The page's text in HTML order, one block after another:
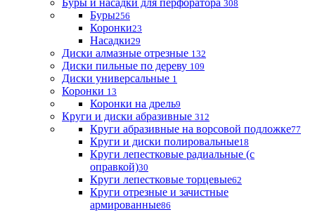
Буры и насадки для перфоратора 308
Буры256
Коронки23
Насадки29
Диски алмазные отрезные 132
Диски пильные по дереву 109
Диски универсальные 1
Коронки 13
Коронки на дрель9
Круги и диски абразивные 312
Круги абразивные на ворсовой подложке77
Круги и диски полировальные18
Круги лепестковые радиальные (с
оправкой)30
Круги лепестковые торцевые62
Круги отрезные и зачистные
армированные86